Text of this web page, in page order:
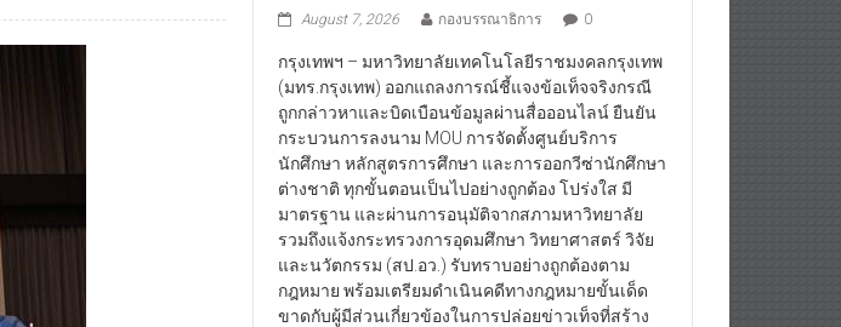
August 7, 2026 กองบรรณาธิการ 0
กรุงเทพฯ – มหาวิทยาลัยเทคโนโลยีราชมงคลกรุงเทพ
(มทร.กรุงเทพ) ออกแถลงการณ์ชี้แจงข้อเท็จจริงกรณี
ถูกกล่าวหาและบิดเบือนข้อมูลผ่านสื่อออนไลน์ ยืนยัน
กระบวนการลงนาม MOU การจัดตั้งศูนย์บริการ
นักศึกษา หลักสูตรการศึกษา และการออกวีซ่านักศึกษา
ต่างชาติ ทุกขั้นตอนเป็นไปอย่างถูกต้อง โปร่งใส มี
มาตรฐาน และผ่านการอนุมัติจากสภามหาวิทยาลัย
รวมถึงแจ้งกระทรวงการอุดมศึกษา วิทยาศาสตร์ วิจัย
และนวัตกรรม (สป.อว.) รับทราบอย่างถูกต้องตาม
กฎหมาย พร้อมเตรียมดำเนินคดีทางกฎหมายขั้นเด็ด
ขาดกับผู้มีส่วนเกี่ยวข้องในการปล่อยข่าวเท็จที่สร้าง